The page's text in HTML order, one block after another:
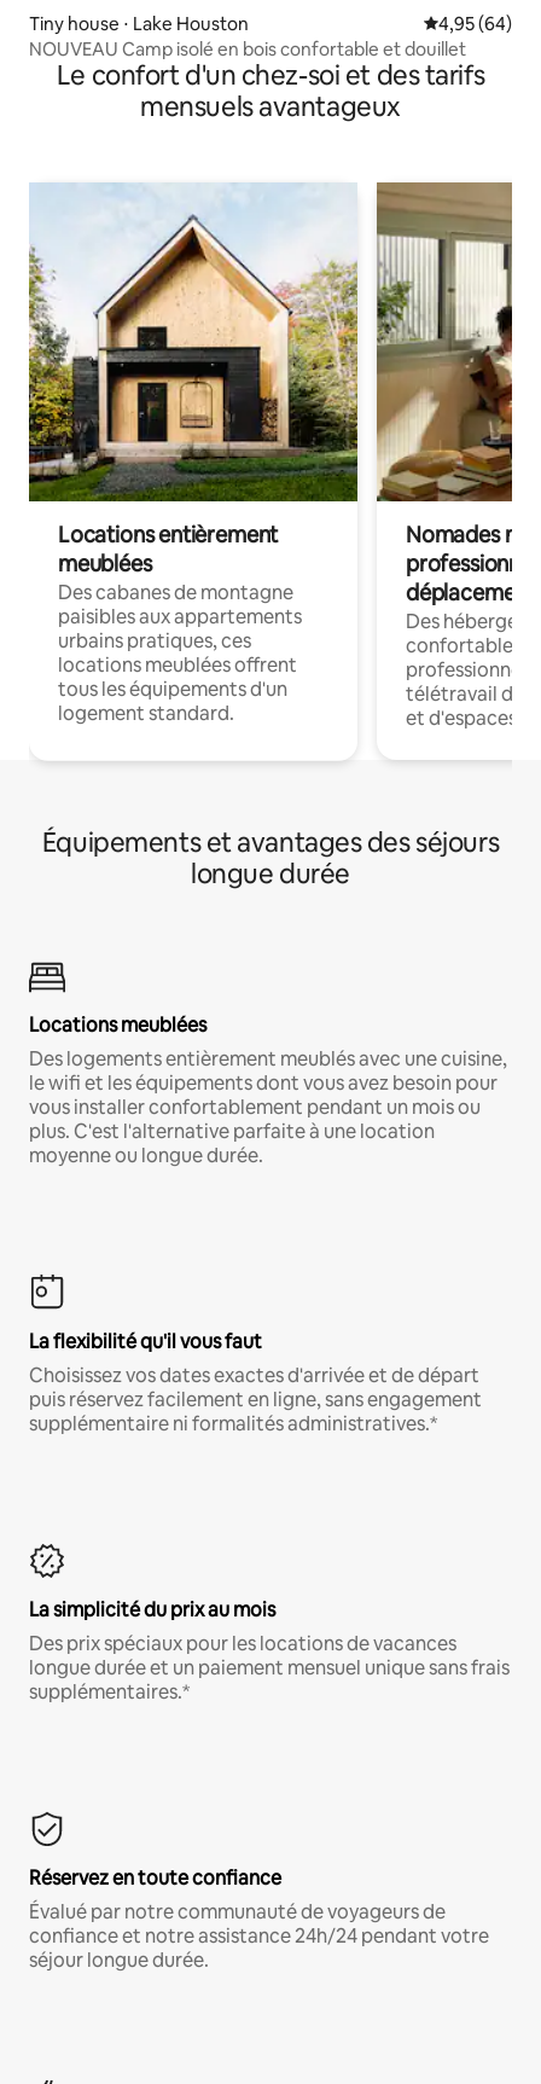
Tiny house ⋅ Lake Houston Évaluation
4,95 (64)
NOUVEAU Camp isolé en bois confortable et douillet
Le confort d'un chez-soi et des tarifs
mensuels avantageux
Locations entièrement
meublées
Des cabanes de montagne
paisibles aux appartements
urbains pratiques, ces
locations meublées offrent
tous les équipements d'un
logement standard.
Nomades
déplacement
Des
confortables
professionnels
télétravail
et d'espaces
Équipements et avantages des séjours
longue durée
Locations meublées
Des logements entièrement meublés avec une cuisine,
le wifi et les équipements dont vous avez besoin pour
vous installer confortablement pendant un mois ou
plus. C'est l'alternative parfaite à une location
moyenne ou longue durée.
La flexibilité qu'il vous faut
Choisissez vos dates exactes d'arrivée et de départ
puis réservez facilement en ligne, sans engagement
supplémentaire ni formalités administratives.*
La simplicité du prix au mois
Des prix spéciaux pour les locations de vacances
longue durée et un paiement mensuel unique sans frais
supplémentaires.*
Réservez en toute confiance
Évalué par notre communauté de voyageurs de
confiance et notre assistance 24h/24 pendant votre
séjour longue durée.